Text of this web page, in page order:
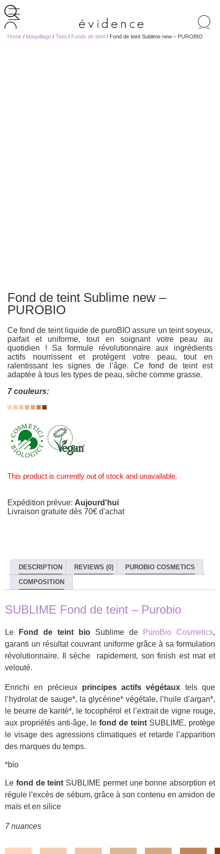
de
Home / Maquillage / Teint / Fonds de teint / Fond de teint Sublime new – PUROBIO
Fond de teint Sublime new –
PUROBIO
Ce fond de teint liquide de puroBIO assure un teint soyeux,
parfait et uniforme, tout en soignant votre peau au
quotidien ! Sa formule révolutionnaire aux ingrédients
actifs nourrissent et protègent votre peau, tout en
ralentissant les signes de l’âge. Ce fond de teint est
adaptée à tous les types de peau, sèche comme grasse.
7 couleurs:
This product is currently out of stock and unavailable.
Expédition prévue: Aujourd'hui
Livraison gratuite dès 70€ d'achat
DESCRIPTION REVIEWS (0) PUROBIO COSMETICS
COMPOSITION
SUBLIME Fond de teint – Purobio
Le Fond de teint bio Sublime de PuroBio Cosmetics,
garanti un résultat couvrant uniforme grâce à sa formulation
révolutionnaire. Il sèche rapidement, son finish est mat et
velouté.
Enrichi en précieux principes actifs végétaux tels que
l’hydrolat de sauge*, la glycérine* végétale, l’huile d’argan*,
le beurre de karité*, le tocophérol et l’extrait de vigne rouge,
aux propriétés anti-âge, le fond de teint SUBLIME, protège
le visage des agressions climatiques et retarde l’apparition
des marques du temps.
*bio
Le fond de teint SUBLIME permet une bonne absorption et
régule l’excès de sébum, grâce à son contenu en amidon de
maïs et en silice
7 nuances